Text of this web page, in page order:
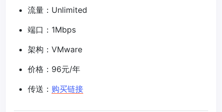
流量：Unlimited
端口：1Mbps
架构：VMware
价格：96元/年
传送： 购买链接